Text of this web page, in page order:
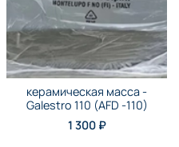
керамическая масса -
Galestro 110 (AFD -110)
1 300 ₽